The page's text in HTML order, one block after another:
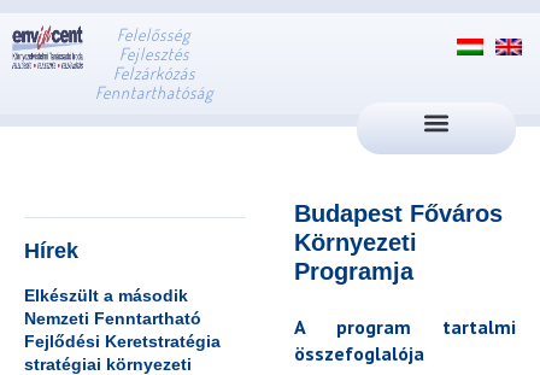
Felelősség
Fejlesztés
Felzárkózás
Fenntarthatóság
Hírek
Elkészült a második
Nemzeti Fenntartható
Fejlődési Keretstratégia
stratégiai környezeti
Budapest Főváros
Környezeti
Programja
A program tartalmi
összefoglalója